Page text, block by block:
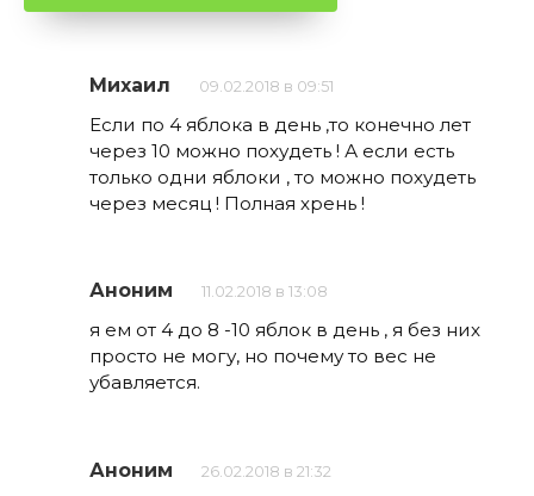
Михаил 09.02.2018 в 09:51
Если по 4 яблока в день ,то конечно лет
через 10 можно похудеть ! А если есть
только одни яблоки , то можно похудеть
через месяц ! Полная хрень !
Аноним 11.02.2018 в 13:08
я ем от 4 до 8 -10 яблок в день , я без них
просто не могу, но почему то вес не
убавляется.
Аноним 26.02.2018 в 21:32